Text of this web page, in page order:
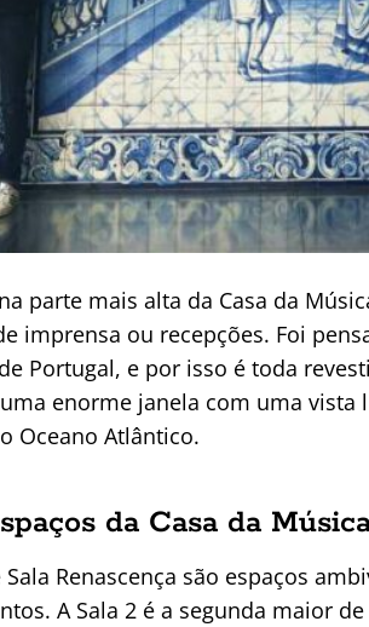
parte mais alta da Casa da
imprensa ou recepções. Foi
Portugal, e por isso é toda
enorme janela com uma
Oceano Atlântico.
da Casa da
Renascença são espaços
A Sala 2 é a segunda maior